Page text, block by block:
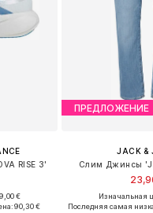
RISE 3'
€
90,30 €
ПРЕДЛОЖЕНИЕ
JACK &
Слим Джинсы
Изначальная
Последняя самая